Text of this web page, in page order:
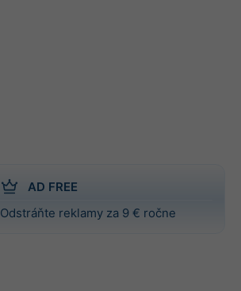
AD FREE
Odstráňte reklamy za 9 € ročne